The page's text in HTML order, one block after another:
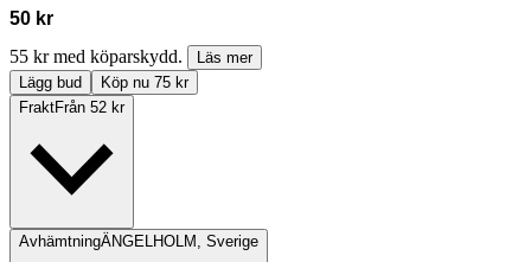
50 kr
55 kr med köparskydd.
Läs mer
Lägg bud
Köp nu 75 kr
FraktFrån 52 kr
AvhämtningÄNGELHOLM, Sverige